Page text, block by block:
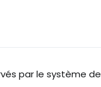
par le système de